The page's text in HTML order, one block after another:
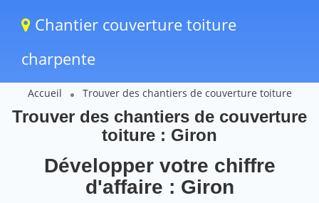
Chantier couverture toiture
charpente
Accueil Trouver des chantiers de couverture toiture
Trouver des chantiers de couverture
toiture : Giron
Développer votre chiffre
d'affaire : Giron